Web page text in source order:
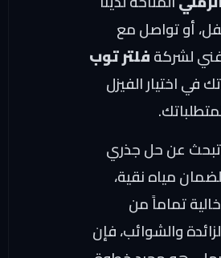
أو تواصل مع
لشركةفلتر توب
في اختيار الفيزل
تبحث عن حل جذري
مياه نقية،
تماماً من
والشوائب، فإن